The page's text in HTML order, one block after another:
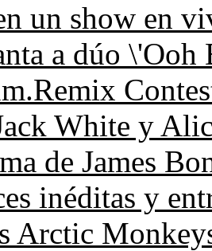
un show en
a dúo \'Ooh
Remix
White y
de James
inéditas y
Arctic